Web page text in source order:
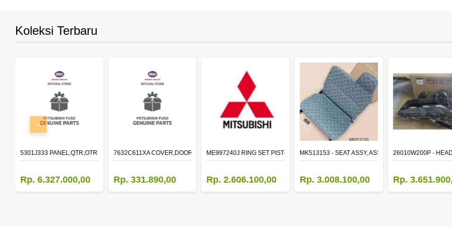
Koleksi Terbaru
5301J333 PANEL,QTR,OTR LH
Rp. 6.327.000,00
7632C611XA COVER,DOOR MIRROR,OTR LH
Rp. 331.890,00
ME997240J RING SET PISTON STD
Rp. 2.606.100,00
MK513153 - SEAT ASSY, ASSISTANT
Rp. 3.008.100,00
26010W200P -
Rp.
<